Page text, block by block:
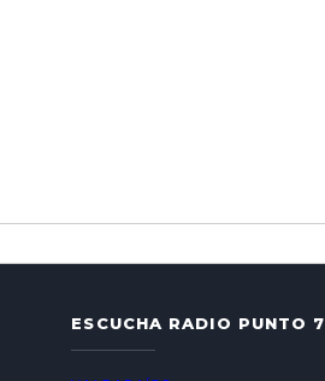
ESCUCHA RADIO PUNTO 7